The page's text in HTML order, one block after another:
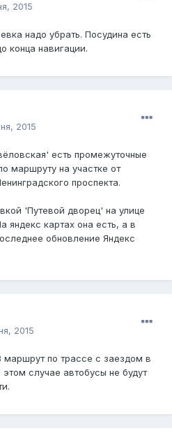
2015
надо убрать. Посудина есть
конца навигации.
2015
есть промежуточные
маршруту на участке от
проспекта.
'Путевой дворец' на улице
яндекс картах она есть, а в
обновление Яндекс
2015
маршрут по трассе с заездом в
случае автобусы не будут